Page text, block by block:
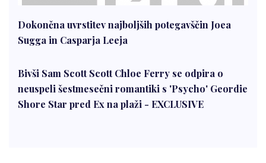
Dokončna uvrstitev najboljših potegavščin Joea
Sugga in Casparja Leeja
Bivši Sam Scott Scott Chloe Ferry se odpira o
neuspeli šestmesečni romantiki s 'Psycho' Geordie
Shore Star pred Ex na plaži - EXCLUSIVE